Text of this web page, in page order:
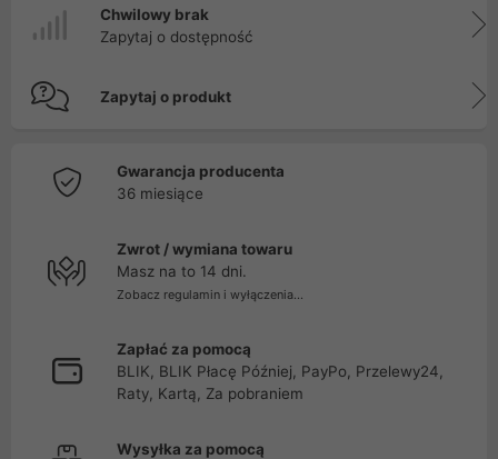
Chwilowy brak
Zapytaj o dostępność
Zapytaj o produkt
Gwarancja producenta
36 miesiące
Zwrot / wymiana towaru
Masz na to 14 dni.
Zobacz regulamin i wyłączenia...
Zapłać za pomocą
BLIK, BLIK Płacę Później, PayPo, Przelewy24,
Raty, Kartą, Za pobraniem
Wysyłka za pomocą